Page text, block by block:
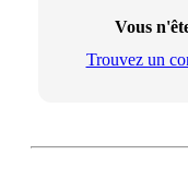
Vous
Trouvez un